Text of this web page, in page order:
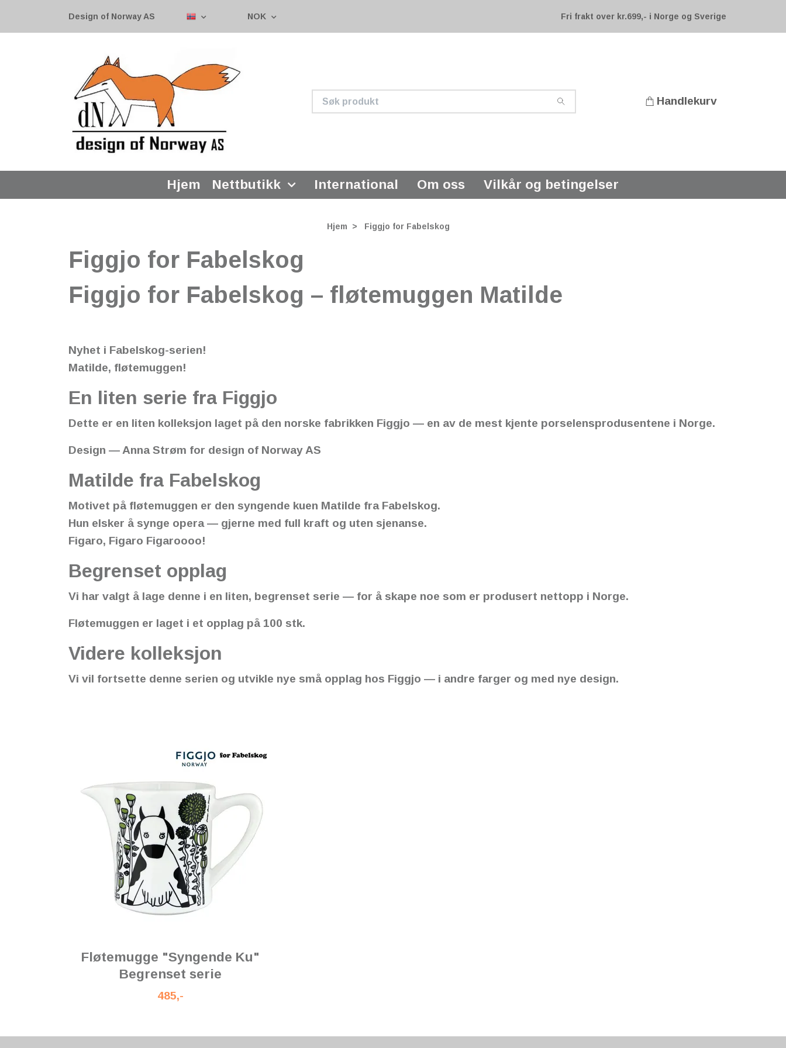
Design of Norway AS NOK Fri frakt over kr.699,- i Norge og Sverige
Handlekurv
Hjem Nettbutikk International Om oss Vilkår og betingelser
Hjem Figgjo for Fabelskog
Figgjo for Fabelskog
Figgjo for Fabelskog – fløtemuggen Matilde
Nyhet i Fabelskog-serien!
Matilde, fløtemuggen!
En liten serie fra Figgjo
Dette er en liten kolleksjon laget på den norske fabrikken Figgjo — en av de mest kjente porselensprodusentene i Norge.
Design — Anna Strøm for design of Norway AS
Matilde fra Fabelskog
Motivet på fløtemuggen er den syngende kuen Matilde fra Fabelskog.
Hun elsker å synge opera — gjerne med full kraft og uten sjenanse.
Figaro, Figaro Figaroooo!
Begrenset opplag
Vi har valgt å lage denne i en liten, begrenset serie — for å skape noe som er produsert nettopp i Norge.
Fløtemuggen er laget i et opplag på 100 stk.
Videre kolleksjon
Vi vil fortsette denne serien og utvikle nye små opplag hos Figgjo — i andre farger og med nye design.
Fløtemugge "Syngende Ku"
Begrenset serie
485,-